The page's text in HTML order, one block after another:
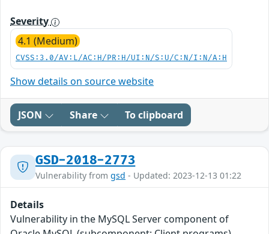
Severity
4.1 (Medium)
CVSS:3.0/AV:L/AC:H/PR:H/UI:N/S:U/C:N/I:N/A:H
Show details on source website
JSON Share To clipboard
GSD-2018-2773
Vulnerability from gsd - Updated: 2023-12-13 01:22
Details
Vulnerability in the MySQL Server component of